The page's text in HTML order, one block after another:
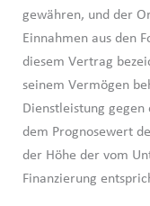
gewähren, und der
Einnahmen aus den
diesem Vertrag
seinem Vermögen
Dienstleistung
dem Prognosewert
der Höhe der vom
Finanzierung